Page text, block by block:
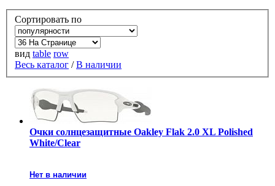
Сортировать по
вид table row
Весь каталог /В наличии
Очки солнцезащитные Oakley Flak 2.0 XL Polished
White/Clear
Нет в наличии